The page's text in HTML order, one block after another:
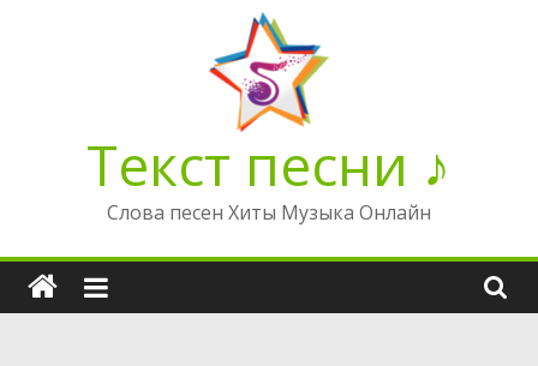
Текст песни ♪
Слова песен Хиты Музыка Онлайн